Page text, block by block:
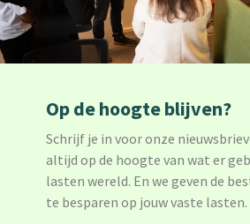
Op de hoogte blijven?
Schrijf je in voor onze
altijd op de hoogte van wat er
lasten wereld. En we geven de
te besparen op jouw vaste lasten.